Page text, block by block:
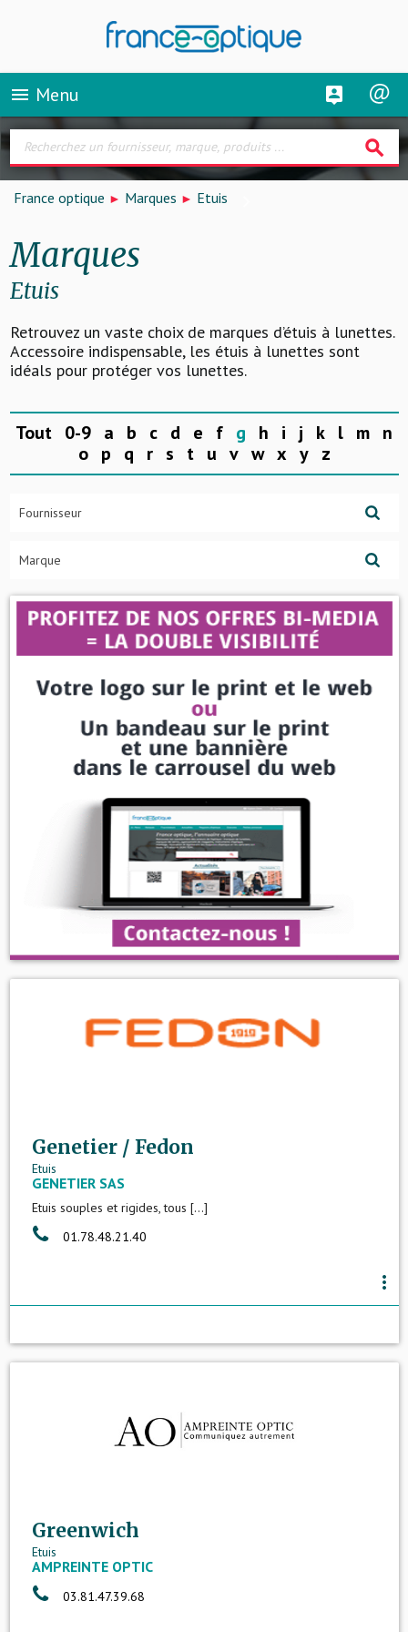
menu Menu
search
France optique Marques Etuis
Marques
Etuis
Retrouvez un vaste choix de marques d’étuis à lunettes.
Accessoire indispensable, les étuis à lunettes sont
idéals pour protéger vos lunettes.
Tout 0-9 a b c d e f g h i j k l m n
o p q r s t u v w x y z
Genetier / Fedon
Etuis
GENETIER SAS
Etuis souples et rigides, tous [...]
01.78.48.21.40
more_vert
Greenwich
Etuis
AMPREINTE OPTIC
03.81.47.39.68